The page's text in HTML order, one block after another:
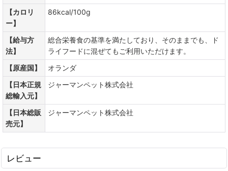
【カロリ
ー】
86kcal/100g
【給与方
法】
総合栄養食の基準を満たしており、そのままでも、ド
ライフードに混ぜてもご利用いただけます。
【原産国】
オランダ
【日本正規
総輸入元】
ジャーマンペット株式会社
【日本総販
売元】
ジャーマンペット株式会社
レビュー